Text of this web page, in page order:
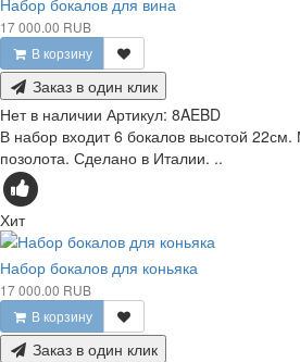
17 000.00 RUB
В корзину
Заказ в один клик
Нет в наличии Артикул: 8AEBD
В набор входит 6 бокалов высотой 22см.
позолота. Сделано в Италии. ..
Хит
Набор бокалов для коньяка
17 000.00 RUB
В корзину
Заказ в один клик